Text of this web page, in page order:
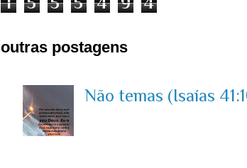
outras postagens
Não temas (Isaías